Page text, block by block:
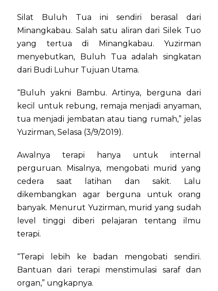
Silat Buluh Tua ini sendiri berasal dari
Minangkabau. Salah satu aliran dari Silek Tuo
yang tertua di Minangkabau. Yuzirman
menyebutkan, Buluh Tua adalah singkatan
dari Budi Luhur Tujuan Utama.
“Buluh yakni Bambu. Artinya, berguna dari
kecil untuk rebung, remaja menjadi anyaman,
tua menjadi jembatan atau tiang rumah,” jelas
Yuzirman, Selasa (3/9/2019).
Awalnya terapi hanya untuk internal
perguruan. Misalnya, mengobati murid yang
cedera saat latihan dan sakit. Lalu
dikembangkan agar berguna untuk orang
banyak. Menurut Yuzirman, murid yang sudah
level tinggi diberi pelajaran tentang ilmu
terapi.
“Terapi lebih ke badan mengobati sendiri.
Bantuan dari terapi menstimulasi saraf dan
organ,” ungkapnya.